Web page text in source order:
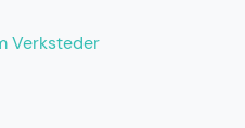
Verksteder